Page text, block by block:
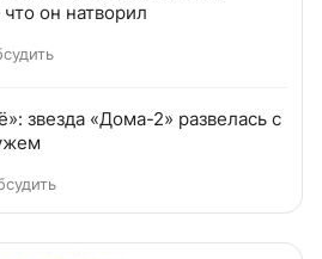
он натворил
звезда «Дома-2» развелась с